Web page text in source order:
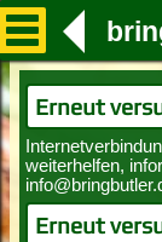
Erneut
Erneut